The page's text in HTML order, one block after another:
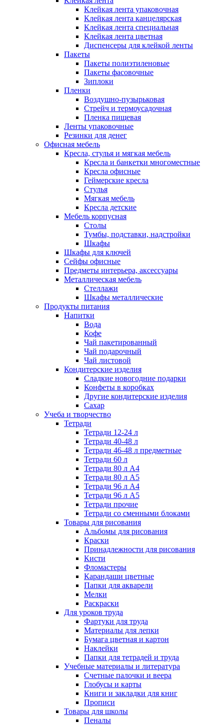
Клейкая лента упаковочная
Клейкая лента канцелярская
Клейкая лента специальная
Клейкая лента цветная
Диспенсеры для клейкой ленты
Пакеты
Пакеты полиэтиленовые
Пакеты фасовочные
Зиплоки
Пленки
Воздушно-пузырьковая
Стрейч и термоусадочная
Пленка пищевая
Ленты упаковочные
Резинки для денег
Офисная мебель
Кресла, стулья и мягкая мебель
Кресла и банкетки многоместные
Кресла офисные
Геймерские кресла
Стулья
Мягкая мебель
Кресла детские
Мебель корпусная
Столы
Тумбы, подставки, надстройки
Шкафы
Шкафы для ключей
Сейфы офисные
Предметы интерьера, аксессуары
Металлическая мебель
Стеллажи
Шкафы металлические
Продукты питания
Напитки
Вода
Кофе
Чай пакетированный
Чай подарочный
Чай листовой
Кондитерские изделия
Сладкие новогодние подарки
Конфеты в коробках
Другие кондитерские изделия
Сахар
Учеба и творчество
Тетради
Тетради 12-24 л
Тетради 40-48 л
Тетради 46-48 л предметные
Тетради 60 л
Тетради 80 л А4
Тетради 80 л А5
Тетради 96 л А4
Тетради 96 л А5
Тетради прочие
Тетради со сменными блоками
Товары для рисования
Альбомы для рисования
Краски
Принадлежности для рисования
Кисти
Фломастеры
Карандаши цветные
Папки для акварели
Мелки
Раскраски
Для уроков труда
Фартуки для труда
Материалы для лепки
Бумага цветная и картон
Наклейки
Папки для тетрадей и труда
Учебные материалы и литература
Счетные палочки и веера
Глобусы и карты
Книги и закладки для книг
Прописи
Товары для школы
Пеналы